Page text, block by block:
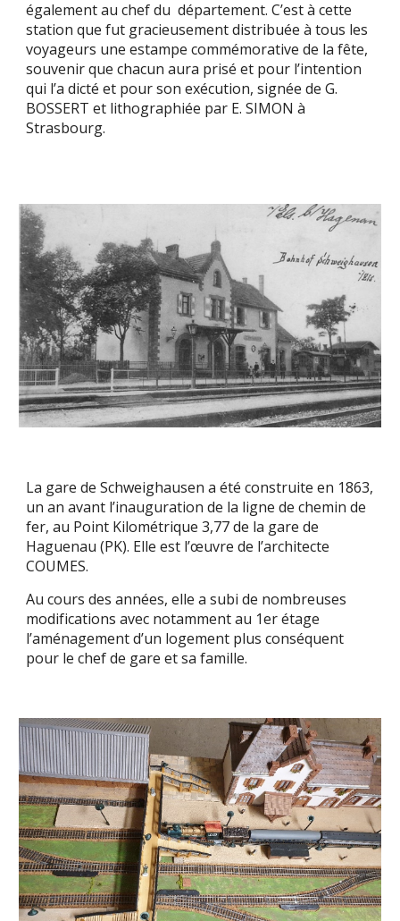
également au chef du département. C’est à cette
station que fut gracieusement distribuée à tous les
voyageurs une estampe commémorative de la fête,
souvenir que chacun aura prisé et pour l’intention
qui l’a dicté et pour son exécution, signée de G.
BOSSERT et lithographiée par E. SIMON à
Strasbourg.
La gare de Schweighausen a été construite en 1863,
un an avant l’inauguration de la ligne de chemin de
fer, au Point Kilométrique 3,77 de la gare de
Haguenau (PK). Elle est l’œuvre de l’architecte
COUMES.
Au cours des années, elle a subi de nombreuses
modifications avec notamment au 1er étage
l’aménagement d’un logement plus conséquent
pour le chef de gare et sa famille.